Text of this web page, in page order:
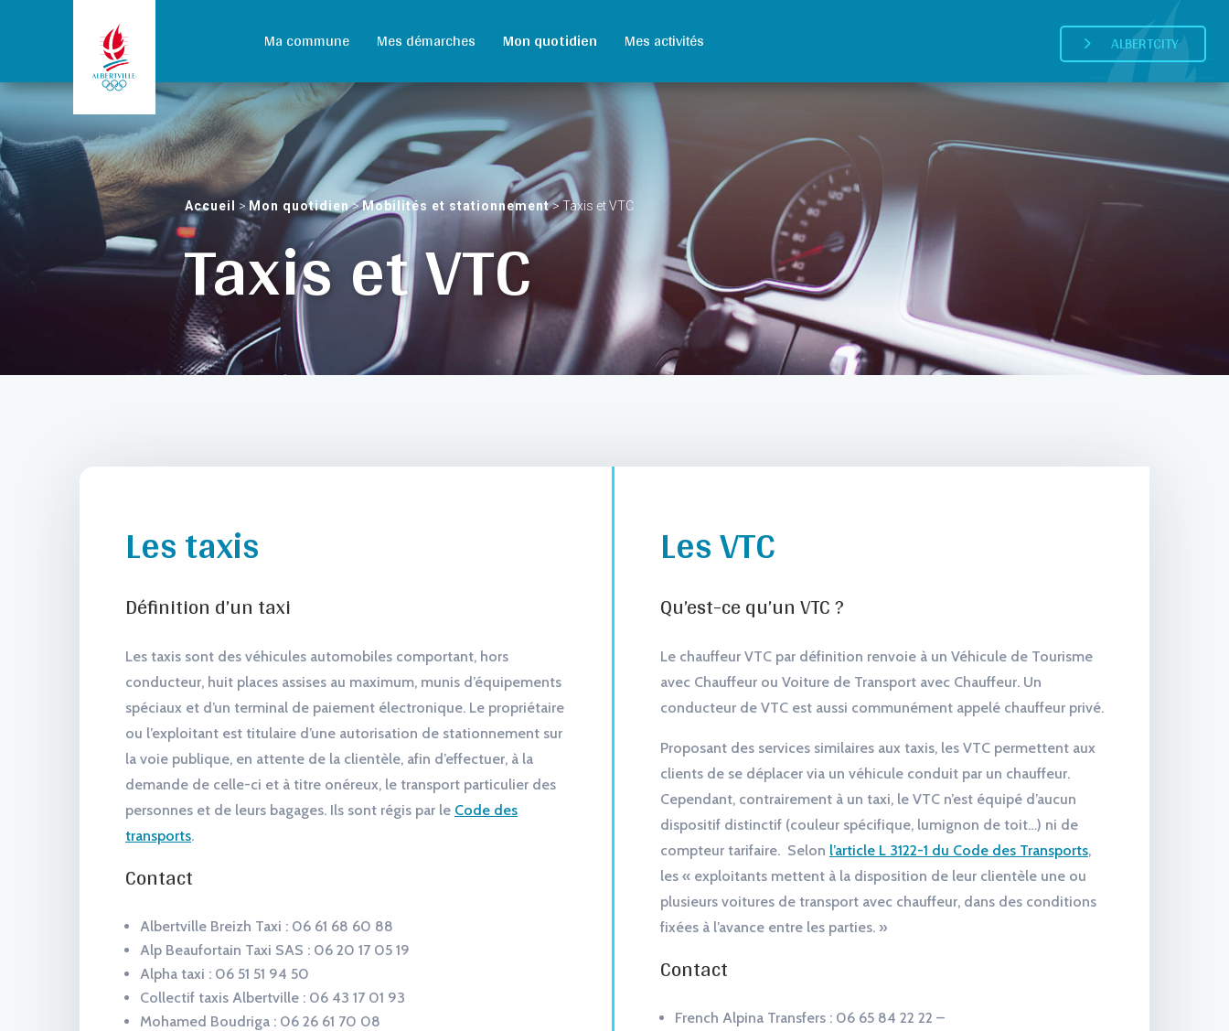
Ma commune Mes démarches Mon quotidien Mes activités 5 ALBERTCITY
Accueil > Mon quotidien>Mobilités et stationnement>Taxis et VTC
Taxis et VTC
Les taxis
Définition d’un taxi
Les taxis sont des véhicules automobiles comportant, hors
conducteur, huit places assises au maximum, munis d’équipements
spéciaux et d’un terminal de paiement électronique. Le propriétaire
ou l’exploitant est titulaire d’une autorisation de stationnement sur
la voie publique, en attente de la clientèle, afin d’effectuer, à la
demande de celle-ci et à titre onéreux, le transport particulier des
personnes et de leurs bagages. Ils sont régis par le Code des
transports.
Contact
Albertville Breizh Taxi : 06 61 68 60 88
Alp Beaufortain Taxi SAS : 06 20 17 05 19
Alpha taxi : 06 51 51 94 50
Collectif taxis Albertville : 06 43 17 01 93
Mohamed Boudriga : 06 26 61 70 08
Les VTC
Qu’est-ce qu’un VTC ?
Le chauffeur VTC par définition renvoie à un Véhicule de Tourisme
avec Chauffeur ou Voiture de Transport avec Chauffeur. Un
conducteur de VTC est aussi communément appelé chauffeur privé.
Proposant des services similaires aux taxis, les VTC permettent aux
clients de se déplacer via un véhicule conduit par un chauffeur.
Cependant, contrairement à un taxi, le VTC n’est équipé d’aucun
dispositif distinctif (couleur spécifique, lumignon de toit…) ni de
compteur tarifaire. Selon l’article L 3122-1 du Code des Transports,
les « exploitants mettent à la disposition de leur clientèle une ou
plusieurs voitures de transport avec chauffeur, dans des conditions
fixées à l’avance entre les parties. »
Contact
French Alpina Transfers : 06 65 84 22 22 –